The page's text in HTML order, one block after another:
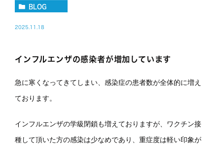
BLOG
2025.11.18
インフルエンザの感染者が増加しています
急に寒くなってきてしまい、感染症の患者数が全体的に増え
ております。
インフルエンザの学級閉鎖も増えておりますが、ワクチン接
種して頂いた方の感染は少なめであり、重症度は軽い印象が